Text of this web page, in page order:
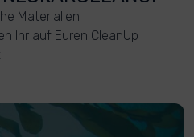
Materialien
Ihr auf Euren CleanUp